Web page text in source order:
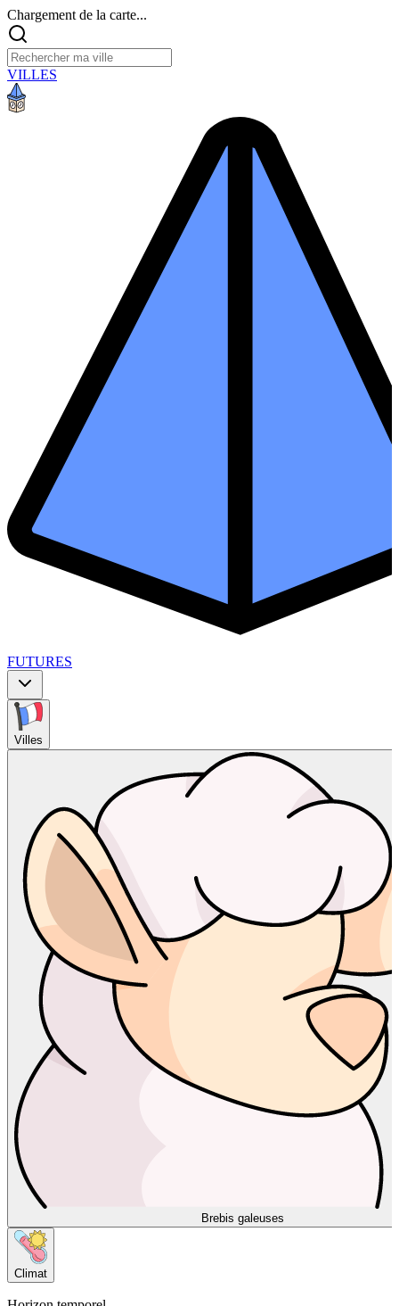
Chargement de la carte...
VILLES
FUTURES
Villes
Brebis galeuses
Climat